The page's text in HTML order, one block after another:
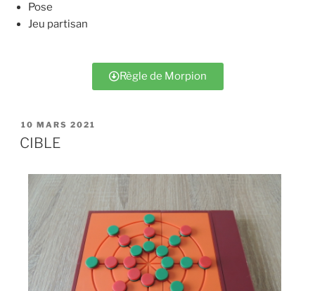
Pose
Jeu partisan
Règle de Morpion
10 MARS 2021
CIBLE